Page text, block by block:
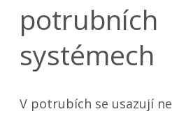
potrubních
systémech
V potrubích se usazují